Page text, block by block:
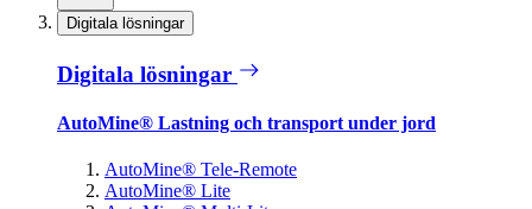
Digitala lösningar
Digitala lösningar
AutoMine® Lastning och transport under jord
AutoMine® Tele-Remote
AutoMine® Lite